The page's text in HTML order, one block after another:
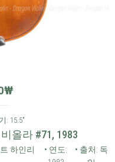
₩
: 15.5"
올라 #71, 1983
하인리
• 연도:
• 출처: 독